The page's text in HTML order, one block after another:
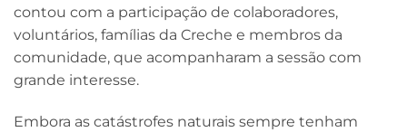
contou com a participação de colaboradores,
voluntários, famílias da Creche e membros da
comunidade, que acompanharam a sessão com
grande interesse.
Embora as catástrofes naturais sempre tenham